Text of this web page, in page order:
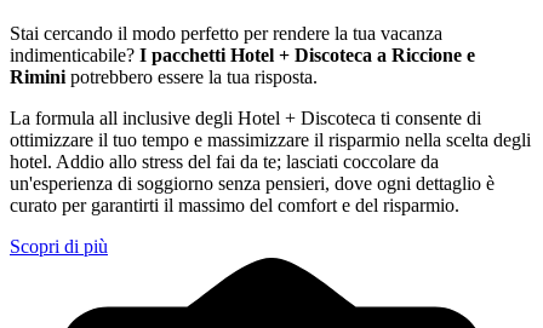
Stai cercando il modo perfetto per rendere la tua vacanza
indimenticabile? I pacchetti Hotel + Discoteca a Riccione e
Rimini potrebbero essere la tua risposta.
La formula all inclusive degli Hotel + Discoteca ti consente di
ottimizzare il tuo tempo e massimizzare il risparmio nella scelta degli
hotel. Addio allo stress del fai da te; lasciati coccolare da
un'esperienza di soggiorno senza pensieri, dove ogni dettaglio è
curato per garantirti il massimo del comfort e del risparmio.
Scopri di più